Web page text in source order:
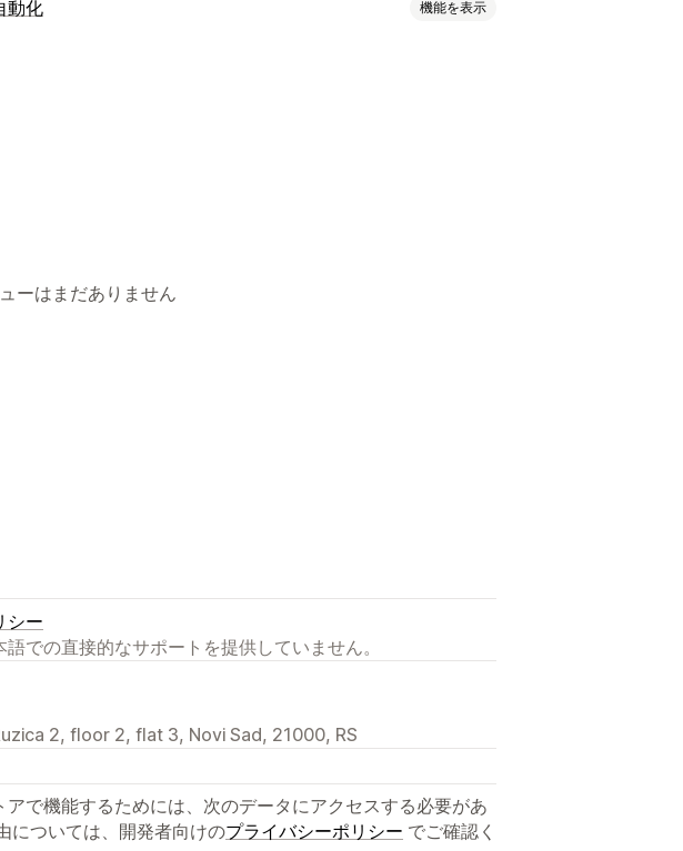
動化 機能を表示
ーはまだありません
シー
での直接的なサポートを提供していません。
2, floor 2, flat 3, Novi Sad, 21000, RS
アで機能するためには、次のデータにアクセスする必要があ
については、開発者向けのプライバシーポリシー でご確認く